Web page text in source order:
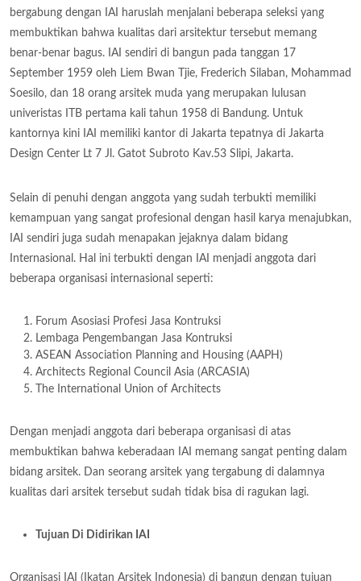
bergabung dengan IAI haruslah menjalani beberapa seleksi yang
membuktikan bahwa kualitas dari arsitektur tersebut memang
benar-benar bagus. IAI sendiri di bangun pada tanggan 17
September 1959 oleh Liem Bwan Tjie, Frederich Silaban, Mohammad
Soesilo, dan 18 orang arsitek muda yang merupakan lulusan
univeristas ITB pertama kali tahun 1958 di Bandung. Untuk
kantornya kini IAI memiliki kantor di Jakarta tepatnya di Jakarta
Design Center Lt 7 Jl. Gatot Subroto Kav.53 Slipi, Jakarta.
Selain di penuhi dengan anggota yang sudah terbukti memiliki
kemampuan yang sangat profesional dengan hasil karya menajubkan,
IAI sendiri juga sudah menapakan jejaknya dalam bidang
Internasional. Hal ini terbukti dengan IAI menjadi anggota dari
beberapa organisasi internasional seperti:
Forum Asosiasi Profesi Jasa Kontruksi
Lembaga Pengembangan Jasa Kontruksi
ASEAN Association Planning and Housing (AAPH)
Architects Regional Council Asia (ARCASIA)
The International Union of Architects
Dengan menjadi anggota dari beberapa organisasi di atas
membuktikan bahwa keberadaan IAI memang sangat penting dalam
bidang arsitek. Dan seorang arsitek yang tergabung di dalamnya
kualitas dari arsitek tersebut sudah tidak bisa di ragukan lagi.
Tujuan Di Didirikan IAI
Organisasi IAI (Ikatan Arsitek Indonesia) di bangun dengan tujuan